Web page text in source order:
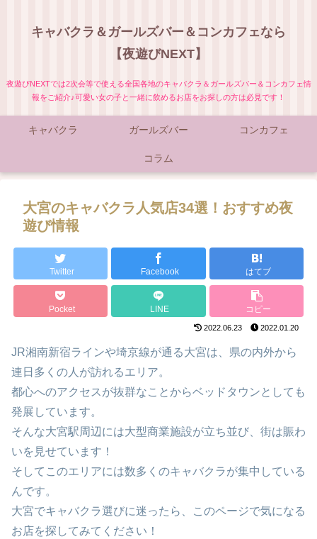
キャバクラ＆ガールズバー＆コンカフェなら
【夜遊びNEXT】
夜遊びNEXTでは2次会等で使える全国各地のキャバクラ＆ガールズバー＆コンカフェ情
報をご紹介♪可愛い女の子と一緒に飲めるお店をお探しの方は必見です！
キャバクラ ガールズバー コンカフェ
コラム
大宮のキャバクラ人気店34選！おすすめ夜
遊び情報
Twitter Facebook はてブ
Pocket LINE コピー
2022.06.23 2022.01.20
JR湘南新宿ラインや埼京線が通る大宮は、県の内外から
連日多くの人が訪れるエリア。
都心へのアクセスが抜群なことからベッドタウンとしても
発展しています。
そんな大宮駅周辺には大型商業施設が立ち並び、街は賑わ
いを見せています！
そしてこのエリアには数多くのキャバクラが集中している
んです。
大宮でキャバクラ選びに迷ったら、このページで気になる
お店を探してみてください！